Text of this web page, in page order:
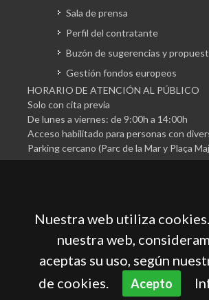
Sala de prensa
Perfil del contratante
Buzón de sugerencias y
Gestión fondos europeos
HORARIO DE ATENCIÓN AL PÚBLICO
Solo con cita previa
De lunes a viernes: de 9:00h a 14:00h
Acceso habilitado para personas con
Parking cercano (Parc de la Mar y Plaça
Cámara Oficial de Comercio,
Navegación de Mallorca
Política de privacidad
Nuestra web utiliza
nuestra web,
aceptas su uso, según
de cookies.
Acepto